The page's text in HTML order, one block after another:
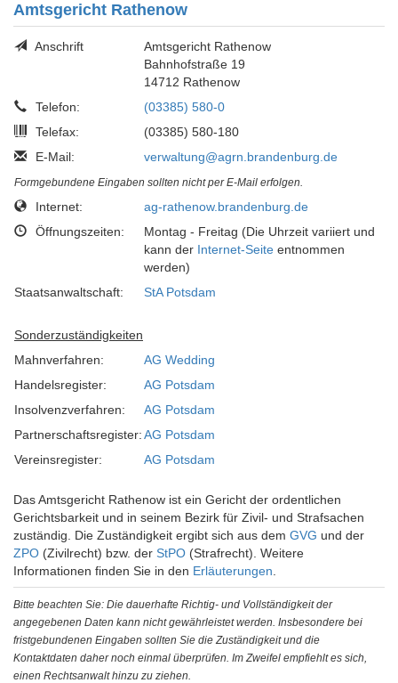
Amtsgericht Rathenow
Anschrift
Amtsgericht Rathenow
Bahnhofstraße 19
14712 Rathenow
Telefon:
(03385) 580-0
Telefax:
(03385) 580-180
E-Mail:
verwaltung@agrn.brandenburg.de
Formgebundene Eingaben sollten nicht per E-Mail erfolgen.
Internet:
ag-rathenow.brandenburg.de
Öffnungszeiten:
Montag - Freitag (Die Uhrzeit variiert und
kann der Internet-Seite entnommen
werden)
Staatsanwaltschaft:
StA Potsdam
Sonderzuständigkeiten
Mahnverfahren:
AG Wedding
Handelsregister:
AG Potsdam
Insolvenzverfahren:
AG Potsdam
Partnerschaftsregister:AG Potsdam
Vereinsregister:
AG Potsdam
Das Amtsgericht Rathenow ist ein Gericht der ordentlichen
Gerichtsbarkeit und in seinem Bezirk für Zivil- und Strafsachen
zuständig. Die Zuständigkeit ergibt sich aus dem GVG und der
ZPO (Zivilrecht) bzw. der StPO (Strafrecht). Weitere
Informationen finden Sie in den Erläuterungen
Bitte beachten Sie: Die dauerhafte Richtig- und Vollständigkeit der
angegebenen Daten kann nicht gewährleistet werden. Insbesondere bei
fristgebundenen Eingaben sollten Sie die Zuständigkeit und die
Kontaktdaten daher noch einmal überprüfen. Im Zweifel empfiehlt es sich,
einen Rechtsanwalt hinzu zu ziehen.